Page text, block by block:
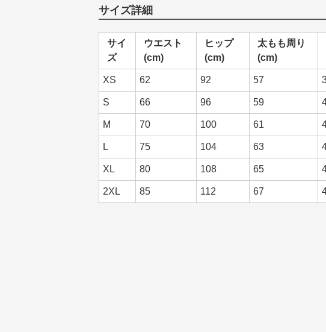
サイズ詳細
サイ
ズ
ウエスト
(cm)
ヒップ
(cm)
太もも周り
(cm)
XS 62 92 57
S 66 96 59
M 70 100 61
L 75 104 63
XL 80 108 65
2XL 85 112 67